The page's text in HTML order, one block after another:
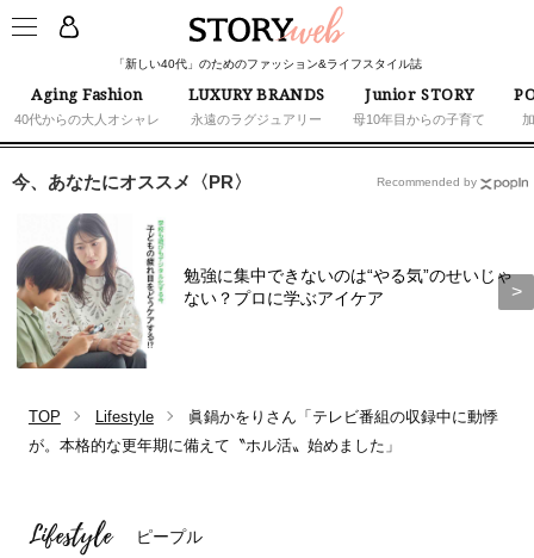
「新しい40代」のためのファッション&ライフスタイル誌
Aging Fashion
40代からの大人オシャレ
LUXURY BRANDS
永遠のラグジュアリー
Junior STORY
母10年目からの子育て
今、あなたにオススメ〈PR〉
勉強に集中できないのは“やる気”のせいじゃ
ない？プロに学ぶアイケア
Recommended by
TOP Lifestyle
眞鍋かをりさん「テレビ番組の収録中に動悸
が。本格的な更年期に備えて〝ホル活〟始めました」
Lifestyle ピープル